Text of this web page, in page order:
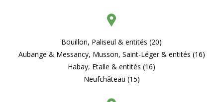
Bouillon, Paliseul & entités (20)
Aubange & Messancy, Musson, Saint-Léger & entités (16)
Habay, Etalle & entités (16)
Neufchâteau (15)